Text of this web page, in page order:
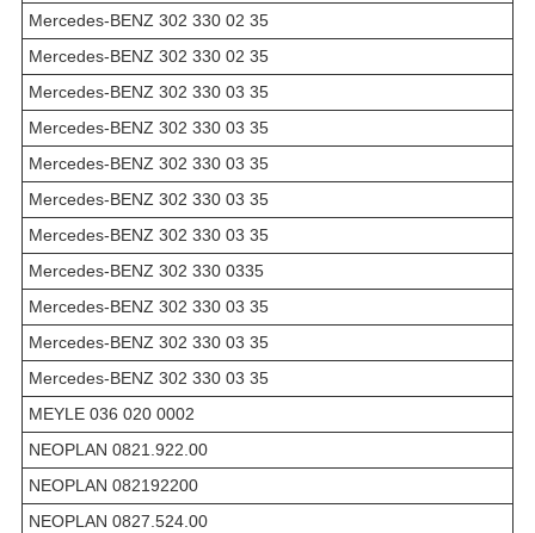
Mercedes-BENZ 302 330 02 35
Mercedes-BENZ 302 330 02 35
Mercedes-BENZ 302 330 03 35
Mercedes-BENZ 302 330 03 35
Mercedes-BENZ 302 330 03 35
Mercedes-BENZ 302 330 03 35
Mercedes-BENZ 302 330 03 35
Mercedes-BENZ 302 330 0335
Mercedes-BENZ 302 330 03 35
Mercedes-BENZ 302 330 03 35
Mercedes-BENZ 302 330 03 35
MEYLE 036 020 0002
NEOPLAN 0821.922.00
NEOPLAN 082192200
NEOPLAN 0827.524.00